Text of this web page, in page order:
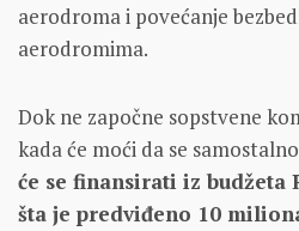
aerodroma i povećanje
aerodromima.
Dok ne započne sopstvene
kada će moći da se
će se finansirati iz budžeta
šta je predviđeno 10